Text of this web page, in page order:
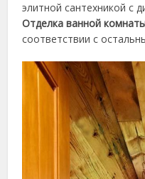
элитной сантехникой с
Отделка ванной
соответствии с